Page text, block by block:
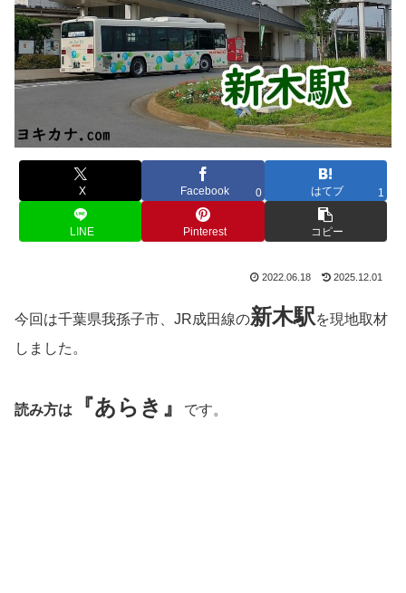
X Facebook 0 はてブ 1
LINE Pinterest コピー
2022.06.18 2025.12.01
今回は千葉県我孫子市、JR成田線の新木駅を現地取材
しました。
読み方は 『あらき』 です。